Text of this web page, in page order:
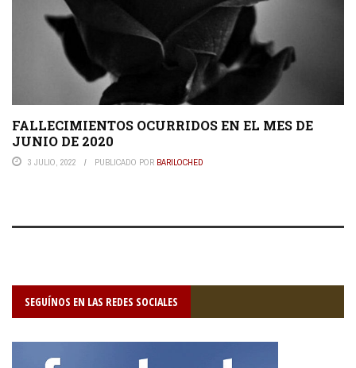
FALLECIMIENTOS OCURRIDOS EN EL MES DE
JUNIO DE 2020
3 JULIO, 2022 PUBLICADO POR BARILOCHED
SEGUÍNOS EN LAS REDES SOCIALES